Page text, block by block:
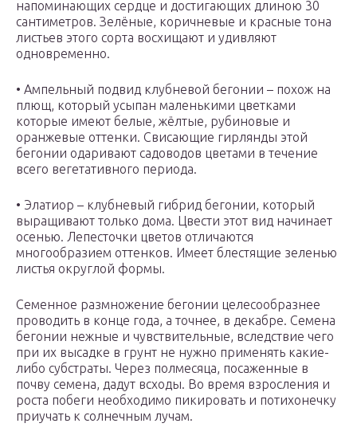
напоминающих сердце и достигающих длиною 30
сантиметров. Зелёные, коричневые и красные тона
листьев этого сорта восхищают и удивляют
одновременно.
• Ампельный подвид клубневой бегонии – похож на
плющ, который усыпан маленькими цветками
которые имеют белые, жёлтые, рубиновые и
оранжевые оттенки. Свисающие гирлянды этой
бегонии одаривают садоводов цветами в течение
всего вегетативного периода.
• Элатиор – клубневый гибрид бегонии, который
выращивают только дома. Цвести этот вид начинает
осенью. Лепесточки цветов отличаются
многообразием оттенков. Имеет блестящие зеленью
листья округлой формы.
Семенное размножение бегонии целесообразнее
проводить в конце года, а точнее, в декабре. Семена
бегонии нежные и чувствительные, вследствие чего
при их высадке в грунт не нужно применять какие-
либо субстраты. Через полмесяца, посаженные в
почву семена, дадут всходы. Во время взросления и
роста побеги необходимо пикировать и потихонечку
приучать к солнечным лучам.